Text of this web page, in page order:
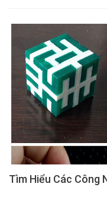
Tìm Hiểu Các Công